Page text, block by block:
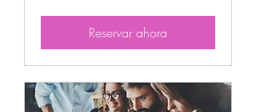
Reservar ahora